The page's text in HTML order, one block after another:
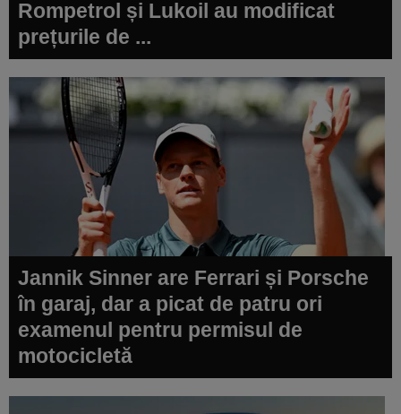
Rompetrol și Lukoil au modificat
prețurile de ...
Jannik Sinner are Ferrari și Porsche
în garaj, dar a picat de patru ori
examenul pentru permisul de
motocicletă